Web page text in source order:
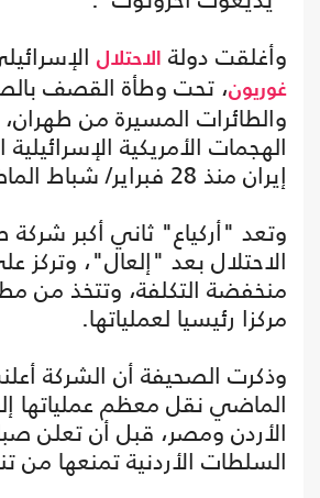
وأغلقت دولة
الاحتلال
غوريون، تحت وطأة القصف
والطائرات المسيرة من
الهجمات الأمريكية
إيران منذ 28 فبراير/ شباط الماضي.
وتعد "أركياع" ثاني أكبر
الاحتلال بعد "إلعال"، وتركز
منخفضة التكلفة، وتتخذ من
مركزا رئيسيا لعملياتها.
وذكرت الصحيفة أن الشركة
الماضي نقل معظم عملياتها
الأردن ومصر، قبل أن تعلن
السلطات الأردنية تمنعها من